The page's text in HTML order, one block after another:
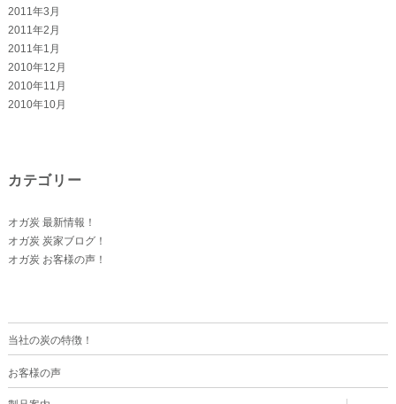
2011年3月
2011年2月
2011年1月
2010年12月
2010年11月
2010年10月
カテゴリー
オガ炭 最新情報！
オガ炭 炭家ブログ！
オガ炭 お客様の声！
当社の炭の特徴！
お客様の声